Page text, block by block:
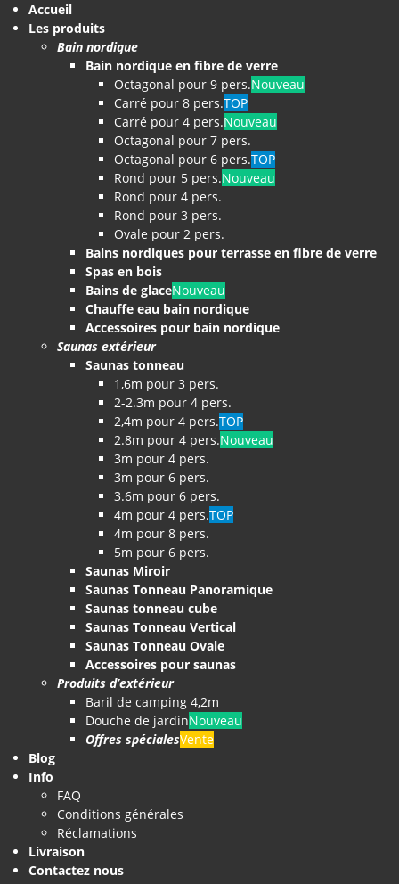
Accueil
Les produits
Bain nordique
Bain nordique en fibre de verre
Octagonal pour 9 pers.Nouveau
Carré pour 8 pers.TOP
Carré pour 4 pers.Nouveau
Octagonal pour 7 pers.
Octagonal pour 6 pers.TOP
Rond pour 5 pers.Nouveau
Rond pour 4 pers.
Rond pour 3 pers.
Ovale pour 2 pers.
Bains nordiques pour terrasse en fibre de verre
Spas en bois
Bains de glaceNouveau
Chauffe eau bain nordique
Accessoires pour bain nordique
Saunas extérieur
Saunas tonneau
1,6m pour 3 pers.
2-2.3m pour 4 pers.
2,4m pour 4 pers.TOP
2.8m pour 4 pers.Nouveau
3m pour 4 pers.
3m pour 6 pers.
3.6m pour 6 pers.
4m pour 4 pers.TOP
4m pour 8 pers.
5m pour 6 pers.
Saunas Miroir
Saunas Tonneau Panoramique
Saunas tonneau cube
Saunas Tonneau Vertical
Saunas Tonneau Ovale
Accessoires pour saunas
Produits d’extérieur
Baril de camping 4,2m
Douche de jardinNouveau
Offres spécialesVente
Blog
Info
FAQ
Conditions générales
Réclamations
Livraison
Contactez nous